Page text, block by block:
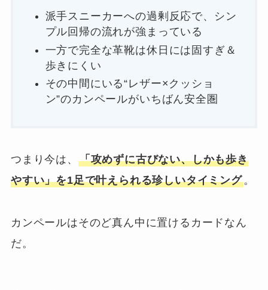
派手スニーカーへの過剰反応で、シン
プル回帰の流れが強まっている
一方で完全な革靴は休日には固すぎ＆
歩きにくい
その中間にいる“レザー×クッショ
ン”のカンペールがいちばん安全圏
つまり今は、 「攻めずに古びない、しかも歩き
やすい」を1足で叶えられる珍しいタイミング。
カンペールはそのど真ん中に置けるカードなん
だ。